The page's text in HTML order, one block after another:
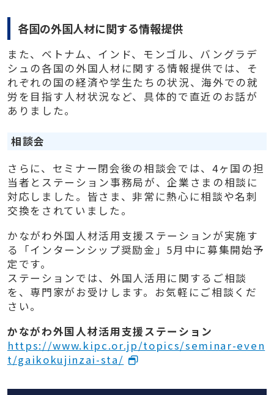
各国の外国人材に関する情報提供
また、ベトナム、インド、モンゴル、バングラデ
シュの各国の外国人材に関する情報提供では、そ
れぞれの国の経済や学生たちの状況、海外での就
労を目指す人材状況など、具体的で直近のお話が
ありました。
相談会
さらに、セミナー閉会後の相談会では、4ヶ国の担
当者とステーション事務局が、企業さまの相談に
対応しました。皆さま、非常に熱心に相談や名刺
交換をされていました。
かながわ外国人材活用支援ステーションが実施す
る「インターンシップ奨励金」5月中に募集開始予
定です。
ステーションでは、外国人活用に関するご相談
を、専門家がお受けします。お気軽にご相談くだ
さい。
かながわ外国人材活用支援ステーション
https://www.kipc.or.jp/topics/seminar-even
t/gaikokujinzai-sta/